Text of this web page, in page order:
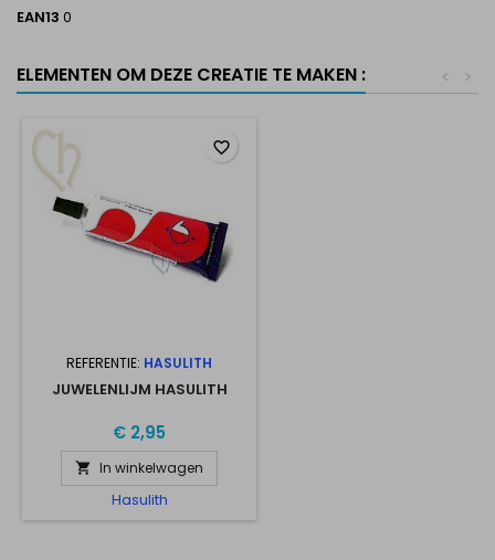
EAN13 0
ELEMENTEN OM DEZE CREATIE TE MAKEN : >
<
REFERENTIE: HASULITH
JUWELENLIJM HASULITH
€ 2,95
 In winkelwagen
Hasulith
favorite_border